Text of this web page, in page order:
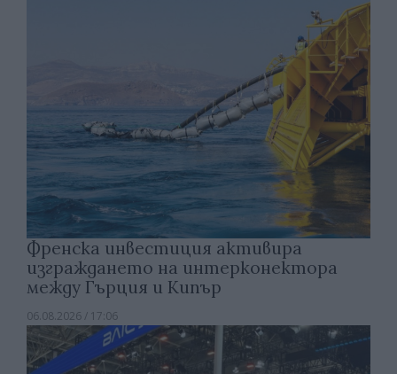
Френска инвестиция активира
изграждането на интерконектора
между Гърция и Кипър
06.08.2026 / 17:06